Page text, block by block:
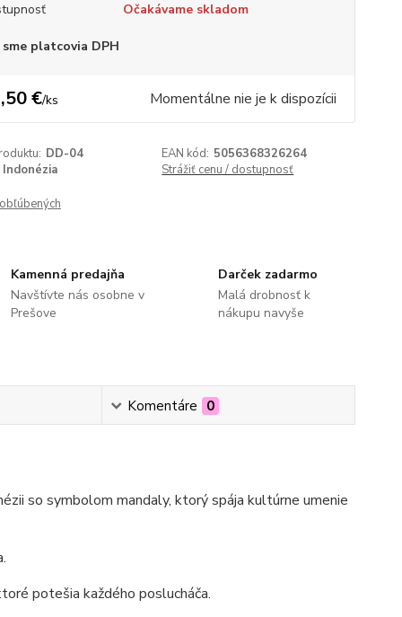
Očakávame skladom
sme platcovia DPH
€/ks Momentálne nie je k dispozícii
DD-04 EAN kód: 5056368326264
Indonézia
Strážiť cenu / dostupnosť
Kamenná predajňa
Navštívte nás osobne v
Prešove
Darček zadarmo
Malá drobnosť k
nákupu navyše
Komentáre 0
so symbolom mandaly, ktorý spája kultúrne umenie
potešia každého poslucháča.